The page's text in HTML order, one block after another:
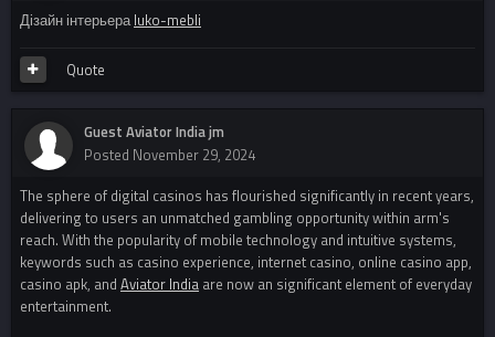
Дізайн інтерьераluko-mebli
Quote
Guest Aviator India jm
Posted November 29, 2024
The sphere of digital casinos has flourished significantly in recent years,
delivering to users an unmatched gambling opportunity within arm's
reach. With the popularity of mobile technology and intuitive systems,
keywords such as casino experience, internet casino, online casino app,
casino apk, and Aviator India are now an significant element of everyday
entertainment.